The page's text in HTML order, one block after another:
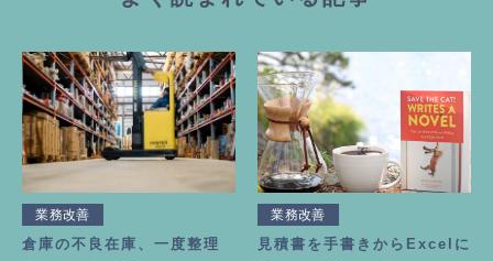
業務改善
倉庫の不良在庫、一度整理
業務改善
見積書を手書きからExcelに